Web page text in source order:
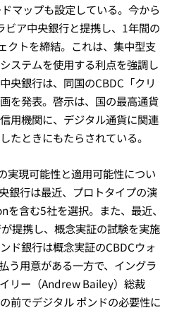
マップも設定している。今から
ア中央銀行と提携し、1年間の
クトを締結。これは、集中型支
ステムを使用する利点を強調し
央銀行は、同国のCBDC「クリ
を発表。啓示は、国の最高通貨
用機関に、デジタル通貨に関連
たときにもたらされている。
実現可能性と適用可能性につい
銀行は最近、プロトタイプの演
含む5社を選択。また、最近、
提携し、概念実証の試験を実施
ド銀行は概念実証のCBDCウォ
う用意がある一方で、イングラ
リー（Andrew Bailey）総裁
前でデジタル ポンドの必要性に